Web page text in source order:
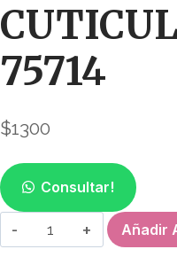
75714
$1300
Consultar!
REMOVEDOR
DE
Añadir